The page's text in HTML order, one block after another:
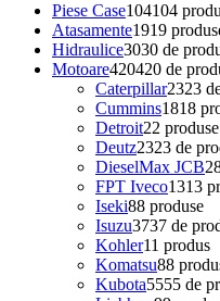
Piese Case104104
Atasamente1919
Hidraulice3030 de
Motoare420420 de
Caterpillar2323
Cummins1818
Detroit22 produse
Deutz2323 de
DieselMax JCB
FPT Iveco1313
Iseki88 produse
Isuzu3737 de
Kohler11 produs
Komatsu88
Kubota5555 de